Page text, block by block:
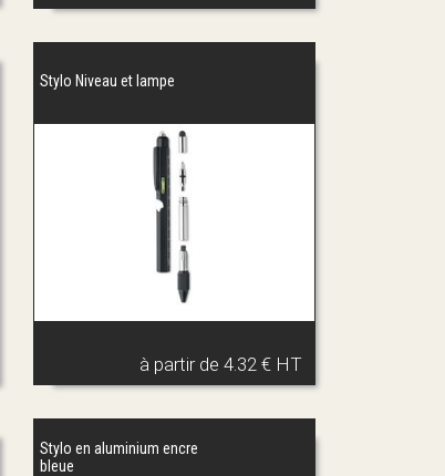
Stylo Niveau et lampe
à partir de 4.32 € HT
Stylo en aluminium encre
bleue